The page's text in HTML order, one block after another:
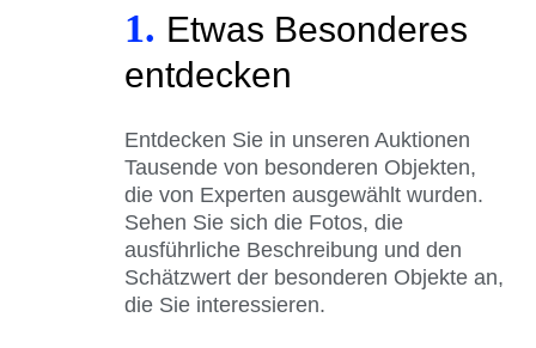
1. Etwas Besonderes
entdecken
Entdecken Sie in unseren Auktionen
Tausende von besonderen Objekten,
die von Experten ausgewählt wurden.
Sehen Sie sich die Fotos, die
ausführliche Beschreibung und den
Schätzwert der besonderen Objekte an,
die Sie interessieren.